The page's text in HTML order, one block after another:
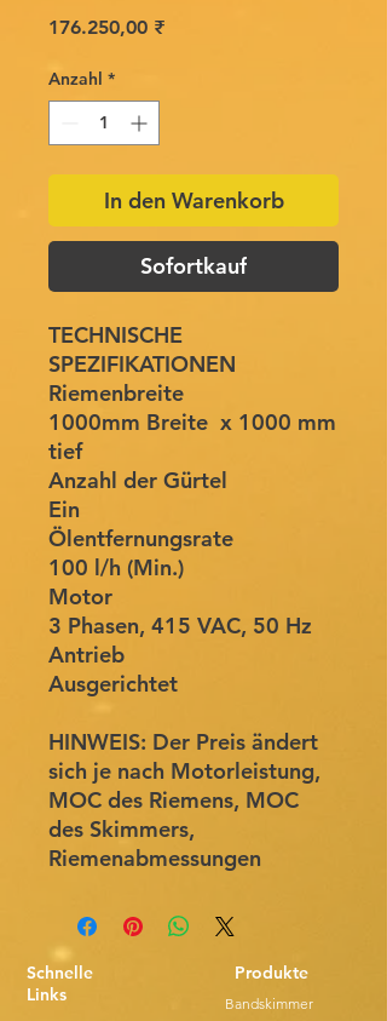
176.250,00 ₹Preis
Anzahl *
In den Warenkorb
Sofortkauf
TECHNISCHE
SPEZIFIKATIONEN
Riemenbreite
1000mm Breite x 1000 mm
tief
Anzahl der Gürtel
Ein
Ölentfernungsrate
100 l/h (Min.)
Motor
3 Phasen, 415 VAC, 50 Hz
Antrieb
Ausgerichtet
HINWEIS: Der Preis ändert
sich je nach Motorleistung,
MOC des Riemens, MOC
des Skimmers,
Riemenabmessungen
Schnelle
Links
Produkte
Bandskimmer